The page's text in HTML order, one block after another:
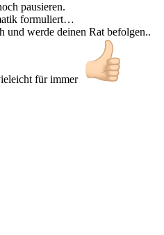
pausieren.
formuliert…
und werde deinen Rat befolgen..
für immer